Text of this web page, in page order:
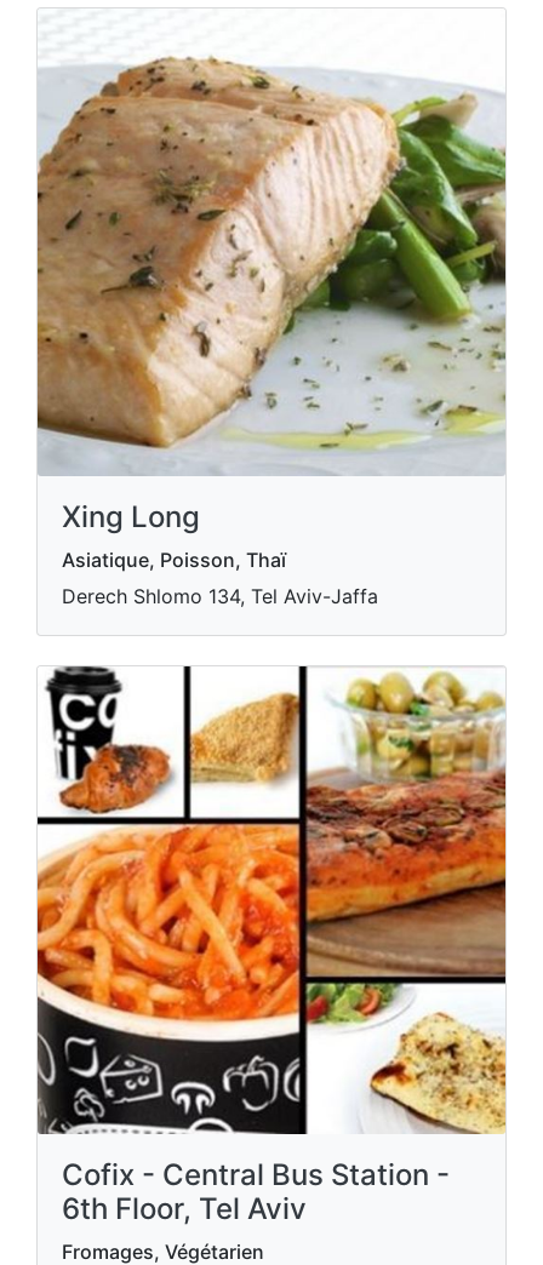
Xing Long
Asiatique, Poisson, Thaï
Derech Shlomo 134, Tel Aviv-Jaffa
Cofix - Central Bus Station -
6th Floor, Tel Aviv
Fromages, Végétarien